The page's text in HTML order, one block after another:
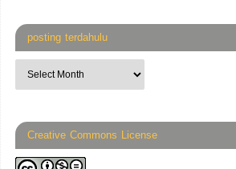
posting terdahulu
Creative Commons License